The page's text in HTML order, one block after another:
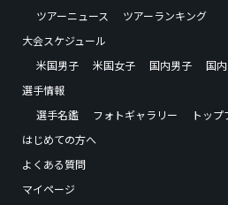
ツアーニュース
ツアーランキング
大会スケジュール
米国男子
米国女子 国内男子
国
選手情報
選手名鑑
フォトギャラリー
トッ
はじめての方へ
よくある質問
マイページ